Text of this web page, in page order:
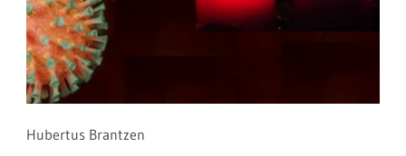
Hubertus Brantzen